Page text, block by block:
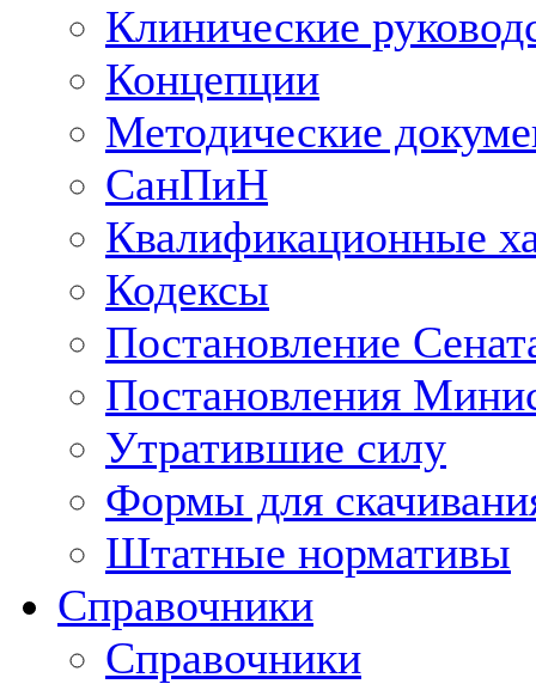
Клинические
Концепции
Методические
СанПиН
Квалификационные
Кодексы
Постановление
Постановления
Утратившие силу
Формы для
Штатные нормативы
Справочники
Справочники